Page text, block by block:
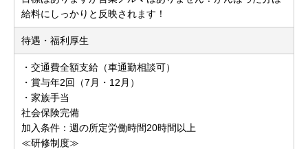
給料にしっかりと反映されます！
待遇・福利厚生
・交通費全額支給（車通勤相談可）
・賞与年2回（7月・12月）
・家族手当
社会保険完備
加入条件：週の所定労働時間20時間以上
≪研修制度≫